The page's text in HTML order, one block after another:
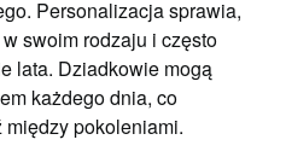
Personalizacja sprawia,
swoim rodzaju i często
lata. Dziadkowie mogą
każdego dnia, co
pokoleniami.